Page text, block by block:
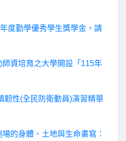
度勤學優秀學生獎學金，請
資培育之大學開設「115年
韌性(全民防衛動員)演習精華
場的身體、土地與生命書寫：